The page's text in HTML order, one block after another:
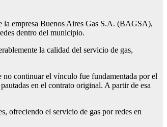
la empresa Buenos Aires Gas S.A. (BAGSA),
dentro del municipio.
la calidad del servicio de gas,
continuar el vínculo fue fundamentada por el
en el contrato original. A partir de esa
ofreciendo el servicio de gas por redes en